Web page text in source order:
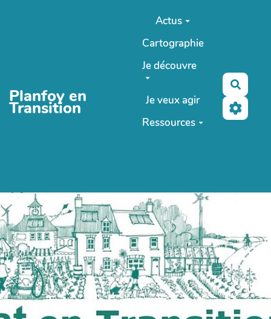
Planfoy en
Transition
Actus
Cartographie
Je découvre
Je veux agir
Ressources